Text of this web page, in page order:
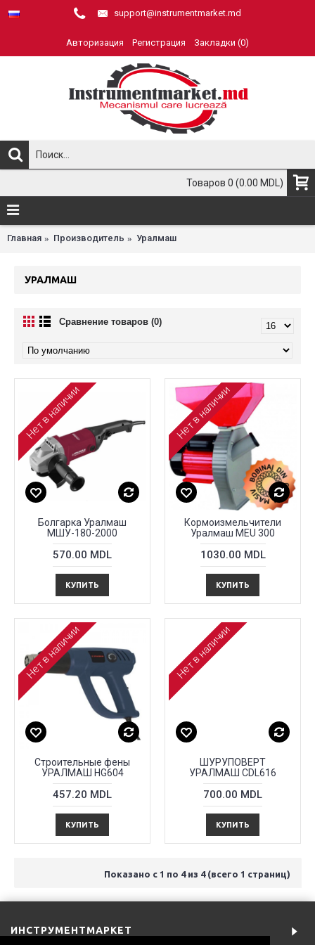
support@instrumentmarket.md
Авторизация Регистрация Закладки (0)
Товаров 0 (0.00 MDL)
Главная Производитель Уралмаш
УРАЛМАШ
Сравнение товаров (0)
Нет в наличии
Болгарка Уралмаш
МШУ-180-2000
570.00 MDL
КУПИТЬ
Нет в наличии
Кормоизмельчители
Уралмаш MEU 300
1030.00 MDL
КУПИТЬ
Нет в наличии
Строительные фены
УРАЛМАШ HG604
457.20 MDL
КУПИТЬ
Нет в наличии
ШУРУПОВЕРТ
УРАЛМАШ CDL616
700.00 MDL
КУПИТЬ
Показано с 1 по 4 из 4 (всего 1 страниц)
ИНСТРУМЕНТМАРКЕТ